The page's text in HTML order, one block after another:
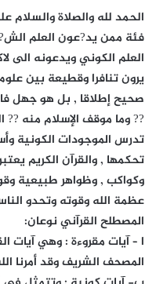
الحمد لله والصلاة والسلام
فئة ممن يد?عون العلم
العلم الكوني ويدعونه الى
يرون تنافرا وقطيعة بين
صحيح إطلاقا , بل هو جهل
?? وما موقف الإسلام منه ??
تدرس الموجودات الكونية
تحكمها , والقرآن الكريم
وكواكب , وظواهر طبيعية
عظمة الله وقوته وتحدو
المصطلح القرآني نوعان:
ا – آيات مقروءة : وهي آيات
المصحف الشريف وقد أمرنا